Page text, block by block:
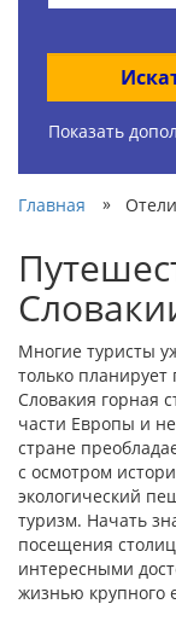
Показать
Главная »
Многие туристы
только планирует
Словакия горная
части Европы и
стране
с осмотром
экологический
туризм. Начать
посещения
интересными
жизнью крупного